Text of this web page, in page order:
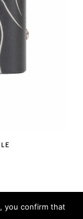
you confirm that